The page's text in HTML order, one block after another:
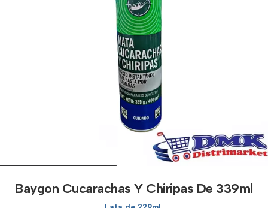
Baygon Cucarachas Y Chiripas De 339ml